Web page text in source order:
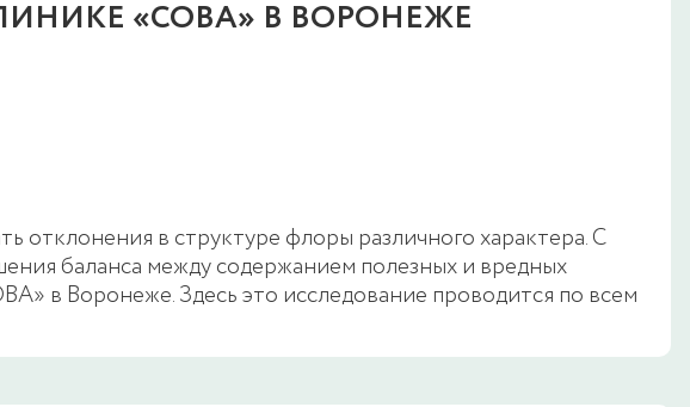
«СОВА» В ВОРОНЕЖЕ
отклонения в структуре флоры различного характера. С
баланса между содержанием полезных и вредных
в Воронеже. Здесь это исследование проводится по всем